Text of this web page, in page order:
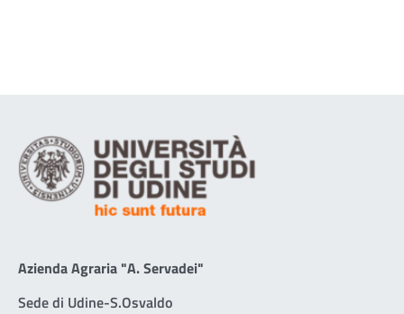
Azienda Agraria "A. Servadei"
Sede di Udine-S.Osvaldo